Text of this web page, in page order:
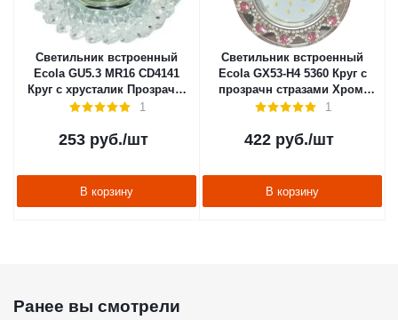
Светильник встроенный
Ecola GU5.3 MR16 CD4141
Круг c хрусталик Прозрачн/
хром 50х90
1
253 руб./шт
В корзину
Светильник встроенный
Ecola GX53-H4 5360 Круг с
прозрачн стразами Хром/
Хром фон зерк 52х120
1
422 руб./шт
В корзину
Ранее вы смотрели